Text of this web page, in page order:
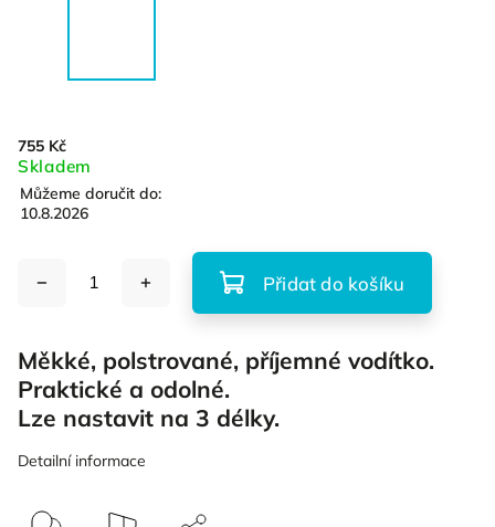
755 Kč
Skladem
Můžeme doručit do:
10.8.2026
Přidat do košíku
Měkké, polstrované, příjemné vodítko.
Praktické a odolné.
Lze nastavit na 3 délky.
Detailní informace